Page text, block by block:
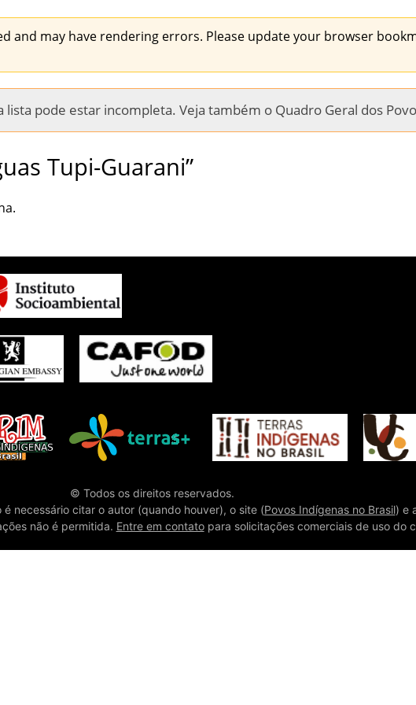
and may have rendering errors. Please update your browser
lista pode estar incompleta. Veja também o Quadro Geral dos
Tupi-Guarani”